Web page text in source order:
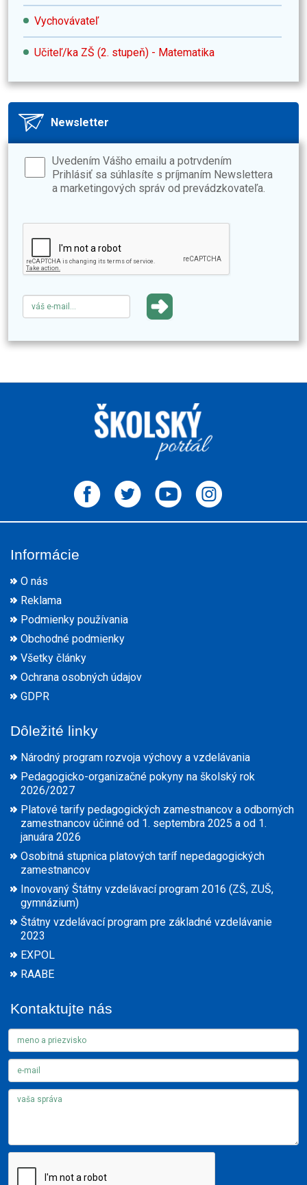
Vychovávateľ
Učiteľ/ka ZŠ (2. stupeň) - Matematika
Newsletter
Uvedením Vášho emailu a potrvdením
Prihlásiť sa súhlasíte s príjmaním Newslettera
a marketingových správ od prevádzkovateľa.
Informácie
O nás
Reklama
Podmienky používania
Obchodné podmienky
Všetky články
Ochrana osobných údajov
GDPR
Dôležité linky
Národný program rozvoja výchovy a vzdelávania
Pedagogicko-organizačné pokyny na školský rok
2026/2027
Platové tarify pedagogických zamestnancov a odborných
zamestnancov účinné od 1. septembra 2025 a od 1.
januára 2026
Osobitná stupnica platových taríf nepedagogických
zamestnancov
Inovovaný Štátny vzdelávací program 2016 (ZŠ, ZUŠ,
gymnázium)
Štátny vzdelávací program pre základné vzdelávanie
2023
EXPOL
RAABE
Kontaktujte nás